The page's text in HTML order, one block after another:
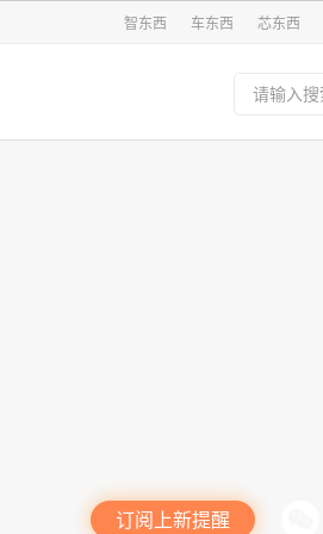
智东西 车东西 芯东西
订阅上新提醒